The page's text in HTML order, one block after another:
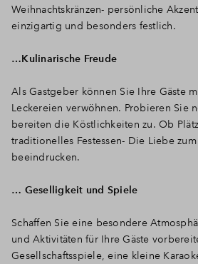
Weihnachtskränzen- persönliche
einzigartig und besonders festlich.
…Kulinarische Freude
Als Gastgeber können Sie Ihre Gäste
Leckereien verwöhnen. Probieren Sie
bereiten die Köstlichkeiten zu. Ob
traditionelles Festessen- Die Liebe
beeindrucken.
… Geselligkeit und Spiele
Schaffen Sie eine besondere
und Aktivitäten für Ihre Gäste
Gesellschaftsspiele, eine kleine